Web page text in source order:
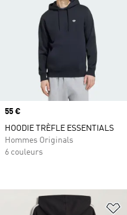
Prix
55 €
HOODIE TRÈFLE ESSENTIALS
Hommes Originals
6 couleurs